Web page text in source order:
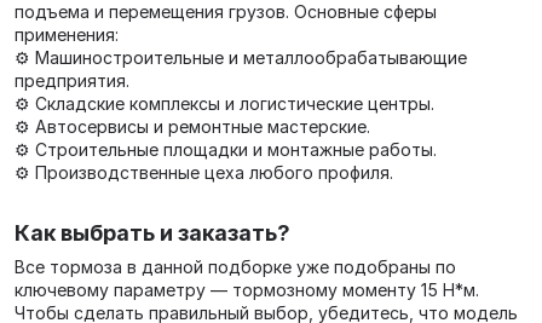
подъема и перемещения грузов. Основные сферы
применения:
⚙️ Машиностроительные и металлообрабатывающие
предприятия.
⚙️ Складские комплексы и логистические центры.
⚙️ Автосервисы и ремонтные мастерские.
⚙️ Строительные площадки и монтажные работы.
⚙️ Производственные цеха любого профиля.
Как выбрать и заказать?
Все тормоза в данной подборке уже подобраны по
ключевому параметру — тормозному моменту 15 Н*м.
Чтобы сделать правильный выбор, убедитесь, что модель